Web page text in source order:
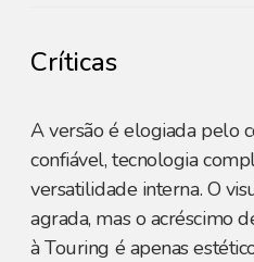
Críticas
A versão é elogiada pelo
confiável, tecnologia
versatilidade interna. O
agrada, mas o acréscimo
à Touring é apenas